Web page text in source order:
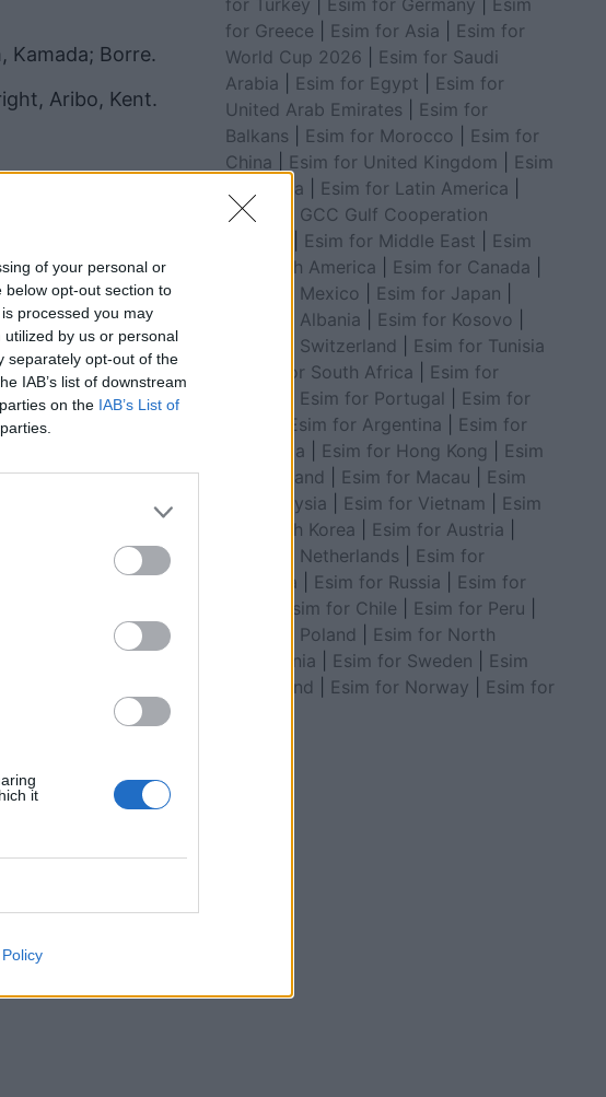
of your personal or
opt-out section to
processed you may
by us or personal
separately opt-out of the
IAB’s list of downstream
on the IAB’s List of
it
Kamada; Borre.
Aribo, Kent.
siguron finalen,
e madhe (VIDEO)
for Greece
Esim for Asia
Esim for
World Cup 2026
Esim for Saudi
Arabia
Esim for Egypt
Esim for
United Arab Emirates
Esim for
Balkans
Esim for Morocco
Esim for
China
Esim for United Kingdom
Esim
for Africa
Esim for Latin America
Esim for GCC Gulf Cooperation
Esim for Middle East
Esim
for South America
Esim for Canada
Esim for Mexico
Esim for Japan
Esim for Albania
Esim for Kosovo
Esim for Switzerland
Esim for Tunisia
Esim for South Africa
Esim for
Esim for Portugal
Esim for
Esim for Argentina
Esim for
Colombia
Esim for Hong Kong
Esim
for Thailand
Esim for Macau
Esim
for Malaysia
Esim for Vietnam
Esim
for South Korea
Esim for Austria
Esim for Netherlands
Esim for
Australia
Esim for Russia
Esim for
Esim for Chile Esim for Peru
Esim for Poland
Esim for North
Macedonia
Esim for Sweden
Esim
for Finland
Esim for Norway
Esim for